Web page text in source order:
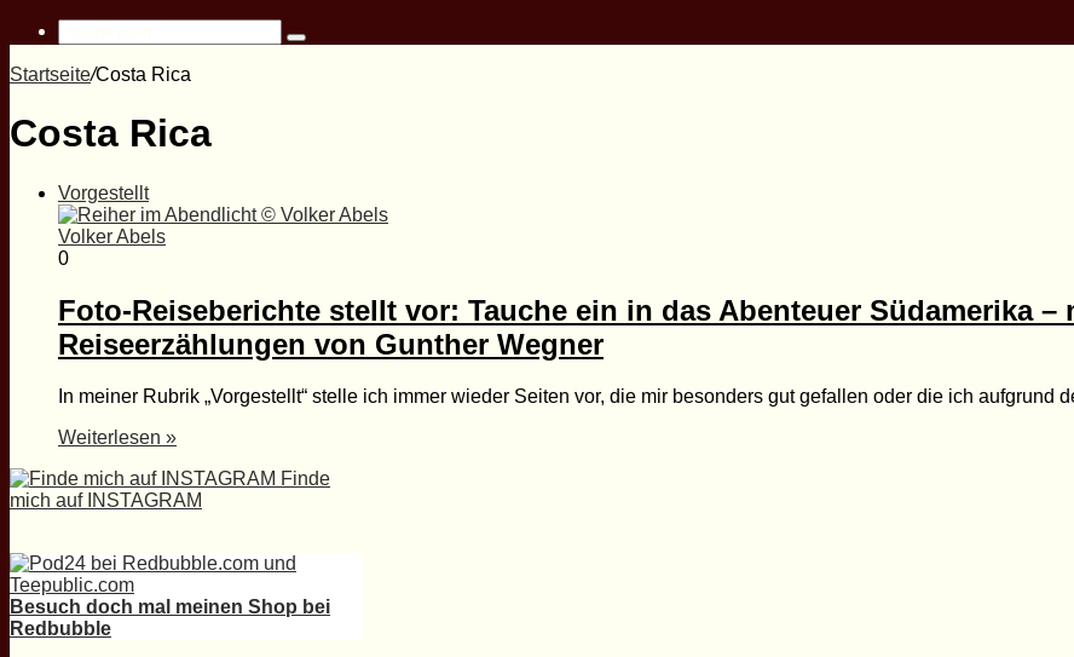
Suche
Startseite/Costa Rica
Costa Rica
Vorgestellt
Volker Abels
0
Foto-Reiseberichte stellt vor: Tauche ein in das Abenteuer Südamerika –
Reiseerzählungen von Gunther Wegner
In meiner Rubrik „Vorgestellt“ stelle ich immer wieder Seiten vor, die mir besonders gut gefallen oder die ich aufgrund
Weiterlesen »
Finde
mich auf INSTAGRAM
Besuch doch mal meinen Shop bei
Redbubble